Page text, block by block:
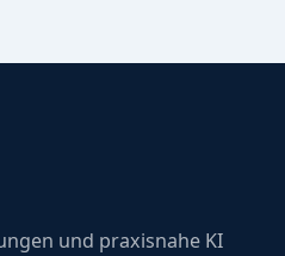
und praxisnahe KI